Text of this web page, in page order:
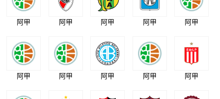
阿甲 阿甲 阿甲 阿甲 阿甲
阿甲 阿甲 阿甲 阿甲 阿甲